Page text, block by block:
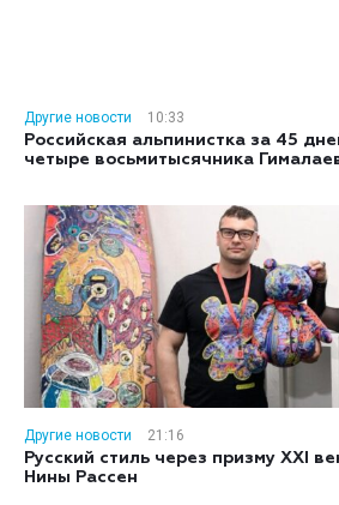
Другие новости
10:33
Российская альпинистка за 45
четыре восьмитысячника
Другие новости
21:16
Русский стиль через призму XXI
Нины Рассен